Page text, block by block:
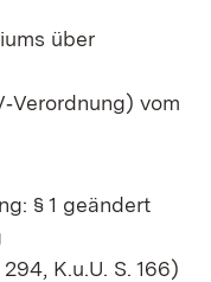
über
vom
§ 1 geändert
K.u.U. S. 166)